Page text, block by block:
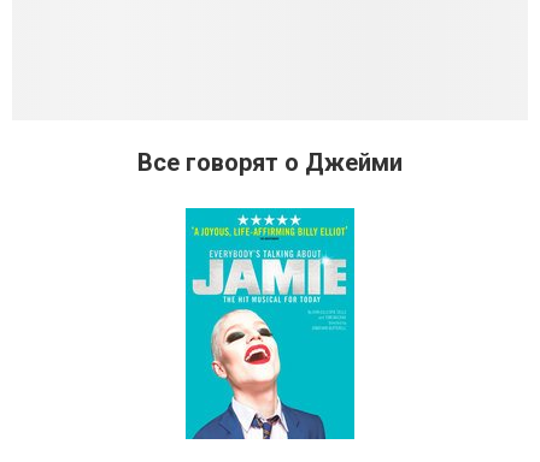
Все говорят о Джейми